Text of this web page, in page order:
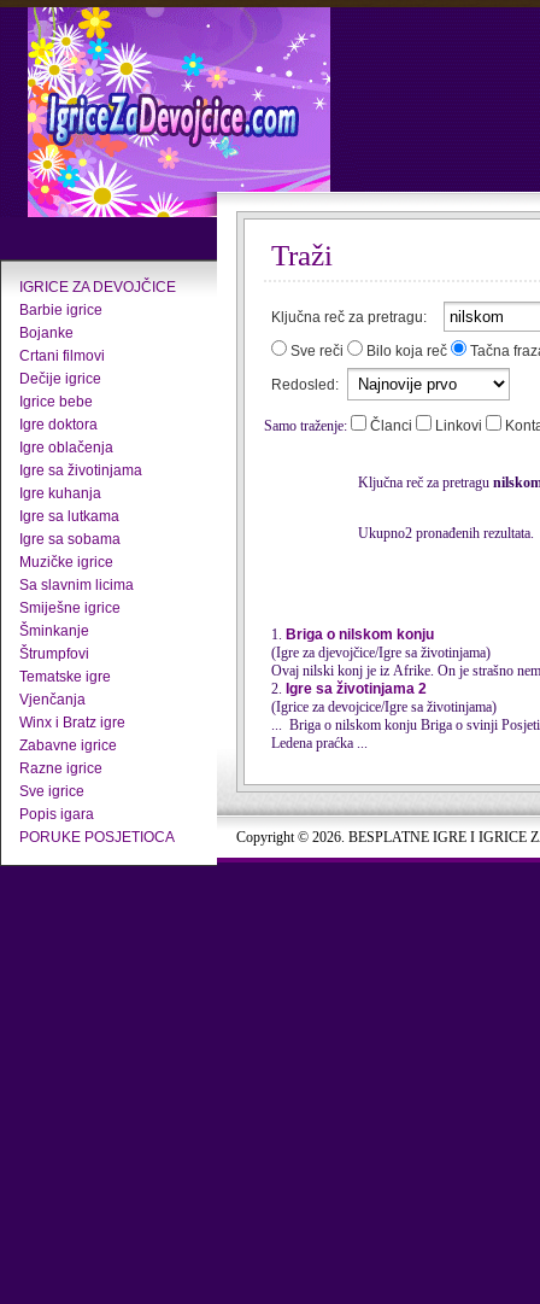
IGRICE ZA DEVOJČICE
Barbie igrice
Bojanke
Crtani filmovi
Dečije igrice
Igrice bebe
Igre doktora
Igre oblačenja
Igre sa životinjama
Igre kuhanja
Igre sa lutkama
Igre sa sobama
Muzičke igrice
Sa slavnim licima
Smiješne igrice
Šminkanje
Štrumpfovi
Tematske igre
Vjenčanja
Winx i Bratz igre
Zabavne igrice
Razne igrice
Sve igrice
Popis igara
PORUKE POSJETIOCA
Traži
Ključna reč za pretragu:
Sve reči
Bilo koja reč
Tačna
Redosled:
Samo traženje: Članci Linkovi
Ključna reč za pretragu
Ukupno2 pronađenih rezultata.
1. Briga o nilskom konju
(Igre za djevojčice/Igre sa životinjama)
Ovaj nilski konj je iz Afrike. On je strašno
2. Igre sa životinjama 2
(Igrice za devojcice/Igre sa životinjama)
... Briga o nilskom konju Briga o svinji Posjetioci životinja Slatki ćuko Pupijev salon Obuci lepu macu Gospodja zaba Sređivanje zeca Lepi poni
Ledena praćka ...
Copyright © 2026. BESPLATNE IGRE I IGRICE